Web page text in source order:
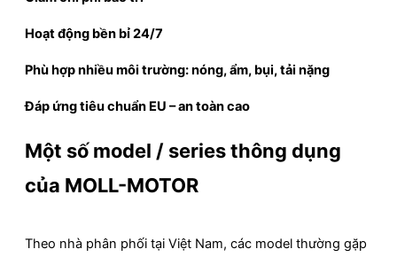
Hoạt động bền bỉ 24/7
Phù hợp nhiều môi trường: nóng, ẩm, bụi, tải nặng
Đáp ứng tiêu chuẩn EU – an toàn cao
Một số model / series thông dụng
của MOLL-MOTOR
Theo nhà phân phối tại Việt Nam, các model thường gặp